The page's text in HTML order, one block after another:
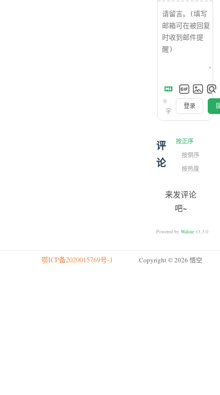
0
字
登录
评
论
按正序
按倒序
按热度
来发评论
吧~
Powered by Waline v3.3.0
鄂ICP备2020015769号-1 Copyright © 2026 悟空